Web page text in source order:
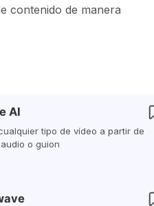
contenido de manera
AI
tipo de vídeo a partir de
o guion